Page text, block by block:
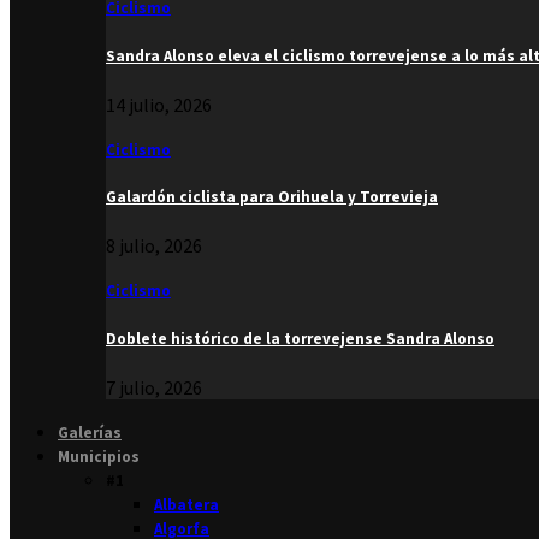
Ciclismo
Sandra Alonso eleva el ciclismo torrevejense a lo más
14 julio, 2026
Ciclismo
Galardón ciclista para Orihuela y Torrevieja
8 julio, 2026
Ciclismo
Doblete histórico de la torrevejense Sandra Alonso
7 julio, 2026
Galerías
Municipios
Albatera
Algorfa